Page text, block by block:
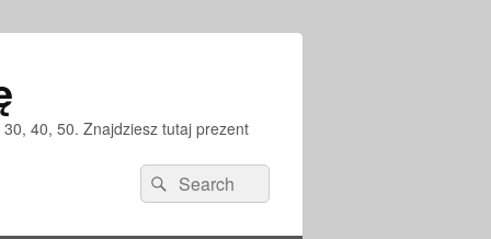
40, 50. Znajdziesz tutaj prezent
Search
for:
Search